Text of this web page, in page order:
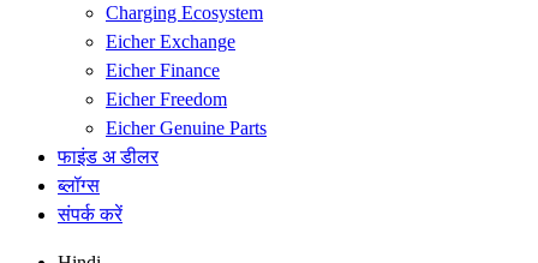
Charging Ecosystem
Eicher Exchange
Eicher Finance
Eicher Freedom
Eicher Genuine Parts
फाइंड अ डीलर
ब्लॉग्स
संपर्क करें